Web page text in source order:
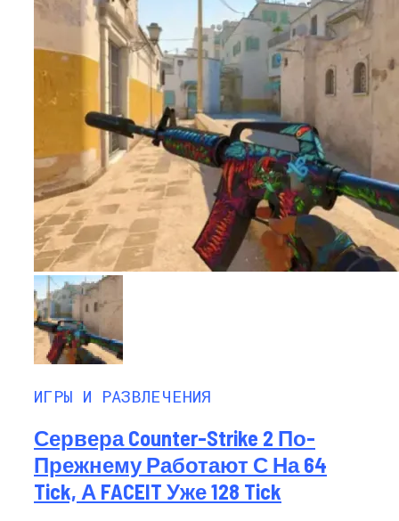
ИГРЫ И РАЗВЛЕЧЕНИЯ
Сервера Counter-Strike 2 По-
Прежнему Работают С На 64
Tick, А FACEIT Уже 128 Tick